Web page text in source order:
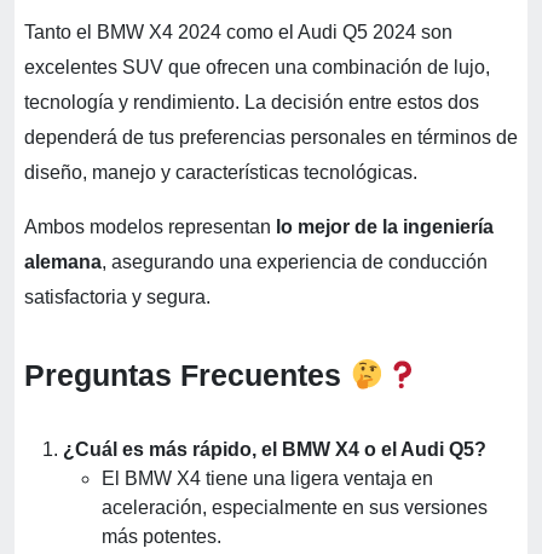
Tanto el BMW X4 2024 como el Audi Q5 2024 son
excelentes SUV que ofrecen una combinación de lujo,
tecnología y rendimiento. La decisión entre estos dos
dependerá de tus preferencias personales en términos de
diseño, manejo y características tecnológicas.
Ambos modelos representan lo mejor de la ingeniería
alemana, asegurando una experiencia de conducción
satisfactoria y segura.
Preguntas Frecuentes
¿Cuál es más rápido, el BMW X4 o el Audi Q5?
El BMW X4 tiene una ligera ventaja en
aceleración, especialmente en sus versiones
más potentes.